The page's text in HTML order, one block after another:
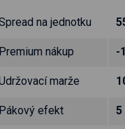
na jednotku
Premium nákup -
marže
Pákový efekt 5